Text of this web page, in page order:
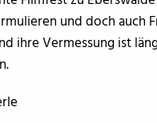
und doch auch
ihre Vermessung ist